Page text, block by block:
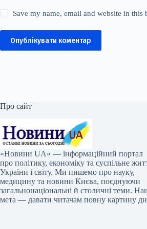
Save my name, email and website in
Опублікувати коментар
Про сайт
«Новини UA» — інформаційний портал
про політику, економіку та суспільне
України і світу. Ми пишемо про науку,
медицину та новини Києва, поєднуючи
загальнонаціональні й столичні теми.
мета — давати читачам повну картину